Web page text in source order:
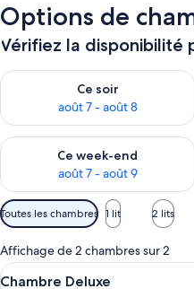
Options de
Vérifiez la disponibilité
Ce soir
août 7 - août 8
Vérifier la disponibilité pour
Ce week-end
août 7 - août 9
Vérifier la disponibilité pour
Filtres
disponibles
pour
les
chambres
Toutes les chambres 1 lit 2 lits
Affichage de 2 chambres sur 2
Afficher
3
Chambre Deluxe